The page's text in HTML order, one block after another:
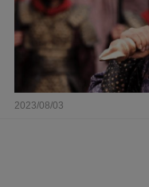
2023/08/03